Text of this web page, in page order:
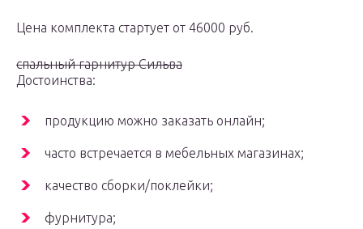
Цена комплекта стартует от 46000 руб.
спальный гарнитур Сильва
Достоинства:
продукцию можно заказать онлайн;
часто встречается в мебельных магазинах;
качество сборки/поклейки;
фурнитура;